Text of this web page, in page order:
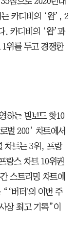
카디비의 ‘왑’, 2
. 카디비의 ‘왑’과
위를 두고 경쟁한
하는 빌보드 핫10
벌 200’ 차트에서
차트는 3위, 프랑
랑스 차트 10위권
스트리밍 차트에
“‘버터'의 이번 주
상 최고 기록”이